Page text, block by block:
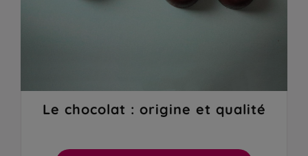
Le chocolat : origine et qualité